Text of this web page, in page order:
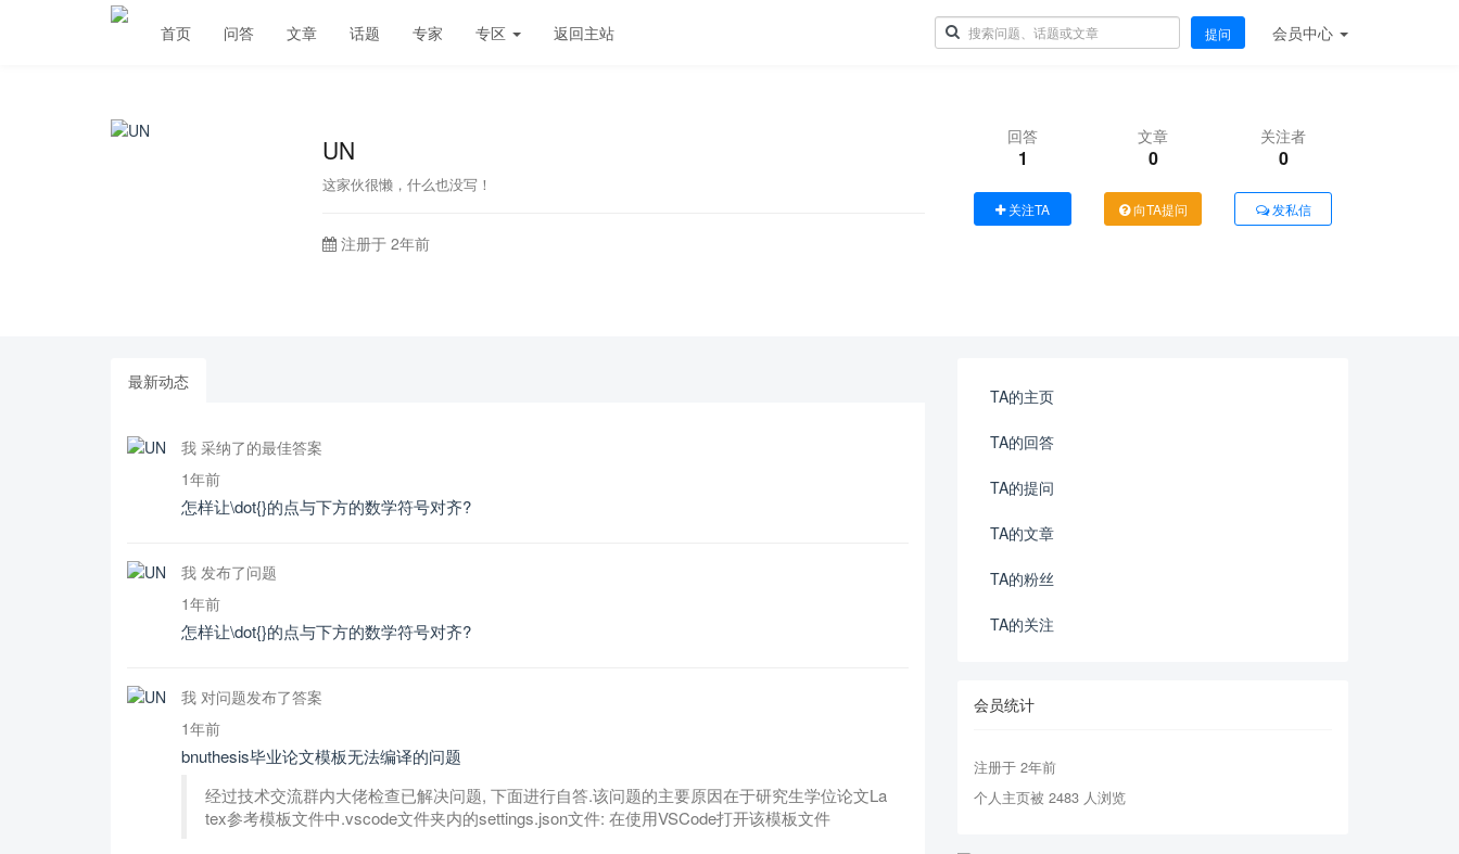
首页 问答 文章 话题 专家 专区 返回主站 提问 会员中心
UN
这家伙很懒，什么也没写！
注册于 2年前
回答
1
文章
0
关注者
0
关注TA 向TA提问 发私信
最新动态
我 采纳了的最佳答案
1年前
怎样让\dot{}的点与下方的数学符号对齐?
我 发布了问题
1年前
怎样让\dot{}的点与下方的数学符号对齐?
我 对问题发布了答案
1年前
bnuthesis毕业论文模板无法编译的问题
经过技术交流群内大佬检查已解决问题, 下面进行自答.该问题的主要原因在于研究生学位论文La
tex参考模板文件中.vscode文件夹内的settings.json文件: 在使用VSCode打开该模板文件
TA的主页
TA的回答
TA的提问
TA的文章
TA的粉丝
TA的关注
会员统计
注册于 2年前
个人主页被 2483 人浏览